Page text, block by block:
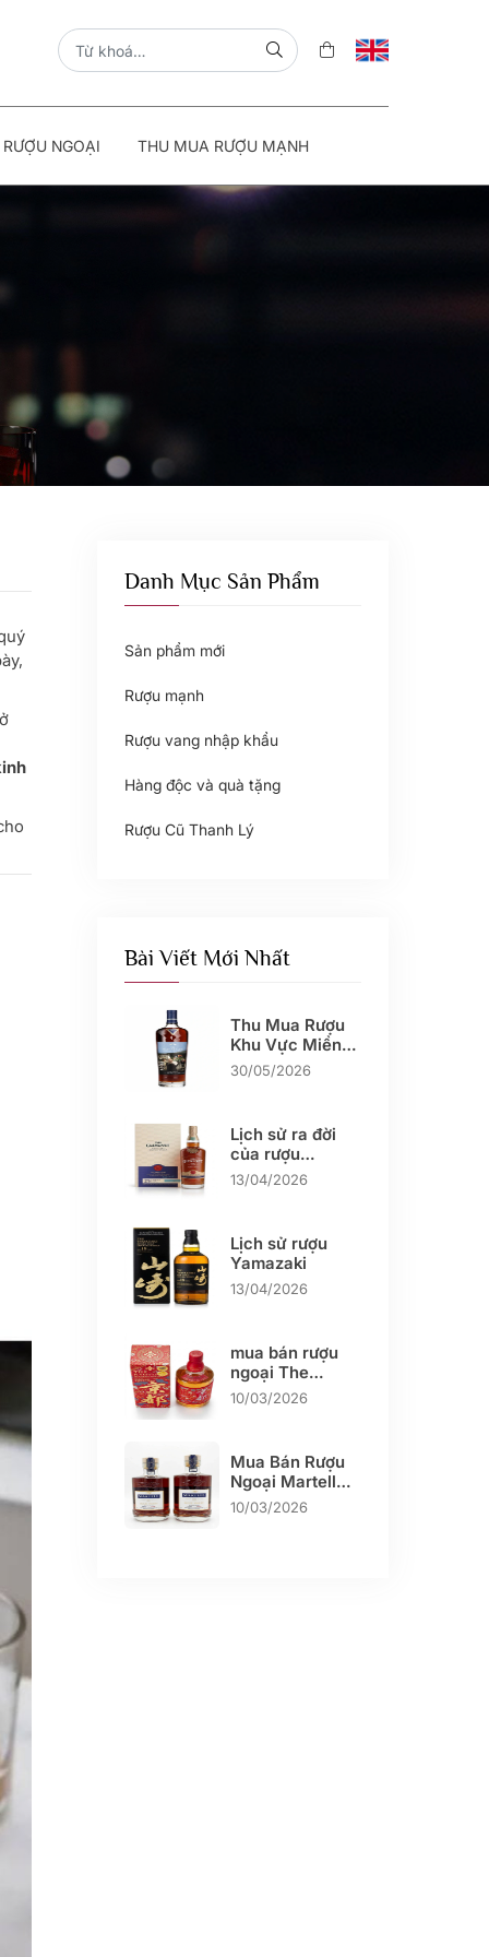
NGOẠI THU MUA RƯỢU MẠNH
Danh Mục Sản Phẩm
Sản phẩm mới
Rượu mạnh
Rượu vang nhập khẩu
Hàng độc và quà tặng
Rượu Cũ Thanh Lý
Bài Viết Mới Nhất
Thu Mua Rượu
Khu Vực Miền
Tây
30/05/2026
Lịch sử ra đời
của rượu
Glenlivet
13/04/2026
Lịch sử rượu
Yamazaki
13/04/2026
mua bán rượu
ngoại The
KYOTO
10/03/2026
Mua Bán Rượu
Ngoại Martell
Blue Swift Chính
Hãng Giá Tốt
10/03/2026